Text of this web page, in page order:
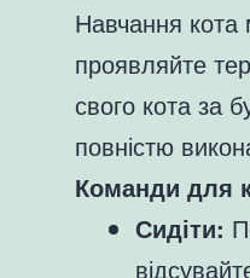
Навчання кота
проявляйте
свого кота за
повністю
Команди для
Сидіти: